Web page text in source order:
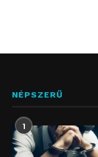
NÉPSZERŰ
1